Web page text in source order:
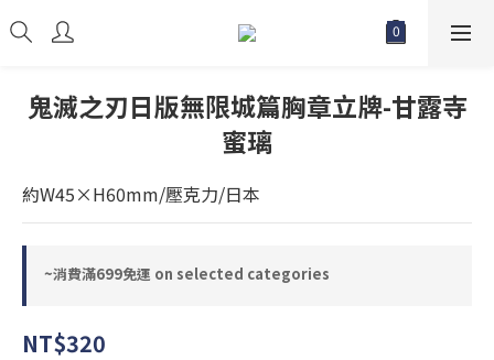
鬼滅之刃日版無限城篇胸章立牌-甘露寺
蜜璃
約W45×H60mm/壓克力/日本
~消費滿699免運 on selected categories
NT$320